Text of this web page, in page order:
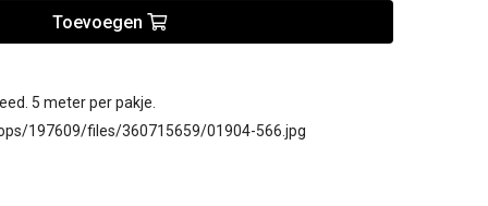
Toevoegen
5 meter per pakje.
197609/files/360715659/01904-566.jpg